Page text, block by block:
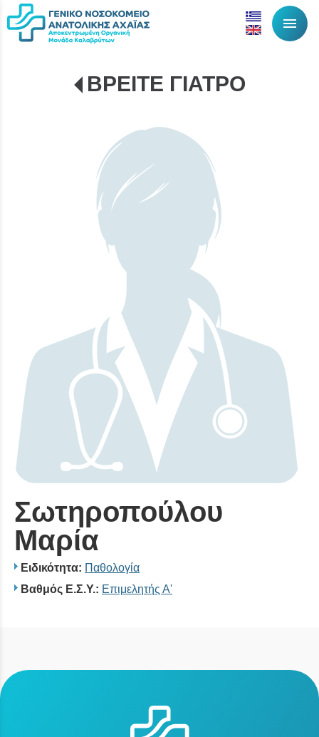
menu
ΒΡΕΙΤΕ ΓΙΑΤΡΟ
Σωτηροπούλου
Μαρία
Ειδικότητα: Παθολογία
Βαθμός Ε.Σ.Υ.: Επιμελητής Α'